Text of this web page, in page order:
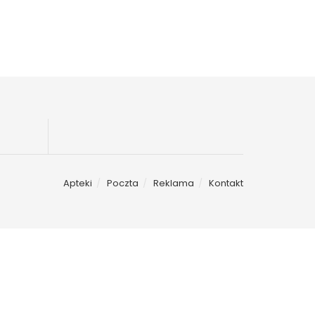
Apteki Poczta Reklama Kontakt